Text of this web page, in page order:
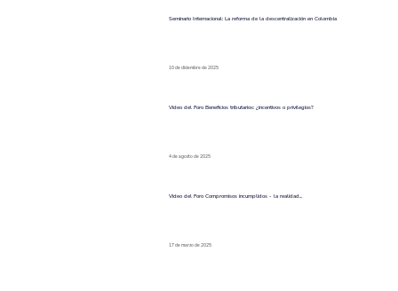
Seminario Internacional: La reforma de la descentralización en Colombia
10 de diciembre de 2025
Video del Foro Beneficios tributarios: ¿incentivos o privilegios?
4 de agosto de 2025
Video del Foro Compromisos incumplidos - la realidad...
17 de marzo de 2025